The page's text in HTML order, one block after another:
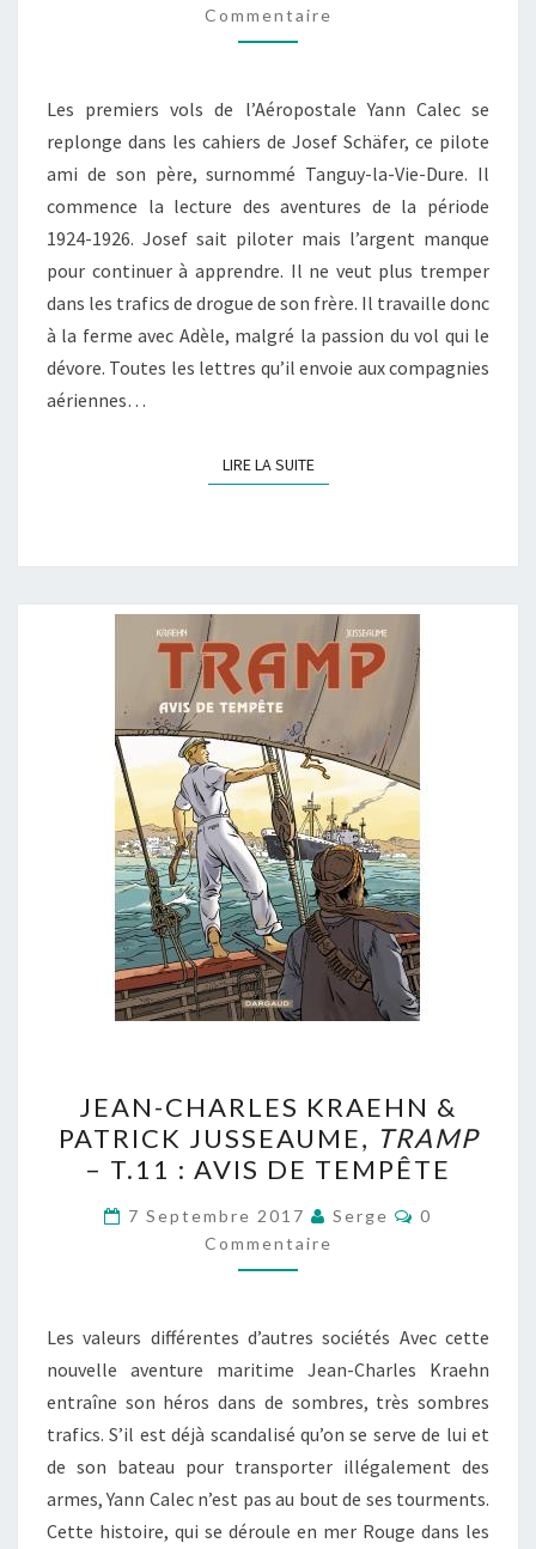
L’AVIATEUR
–
:
« LES
COURRIERS
DU
DÉSERT »
Commentaire
Les premiers vols de l’Aéropostale Yann Calec se
replonge dans les cahiers de Josef Schäfer, ce pilote
ami de son père, surnommé Tanguy-la-Vie-Dure. Il
commence la lecture des aventures de la période
1924-1926. Josef sait piloter mais l’argent manque
pour continuer à apprendre. Il ne veut plus tremper
dans les trafics de drogue de son frère. Il travaille donc
à la ferme avec Adèle, malgré la passion du vol qui le
dévore. Toutes les lettres qu’il envoie aux compagnies
aériennes…
LIRE LA SUITELIRE LA SUITE
CHARLES
KRAEHN
&
PATRICK
JUSSEAUME,
TRAMP
T.11
:
AVIS
DE
TEMPÊTE
JEAN-CHARLES KRAEHN &
PATRICK JUSSEAUME, TRAMP
– T.11 : AVIS DE TEMPÊTE
7 Septembre 2017 Serge
0
Commentaire
Les valeurs différentes d’autres sociétés Avec cette
nouvelle aventure maritime Jean-Charles Kraehn
entraîne son héros dans de sombres, très sombres
trafics. S’il est déjà scandalisé qu’on se serve de lui et
de son bateau pour transporter illégalement des
armes, Yann Calec n’est pas au bout de ses tourments.
Cette histoire, qui se déroule en mer Rouge dans les